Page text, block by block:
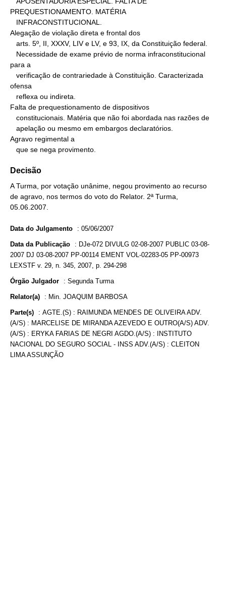
PREQUESTIONAMENTO. MATÉRIA
Alegação de violação direta e frontal dos
para a
ofensa
Falta de prequestionamento de dispositivos
Agravo regimental a
   que se nega provimento.
Decisão
A Turma, por votação unânime, negou provimento ao recurso
de agravo, nos termos do voto do Relator. 2ª Turma,
05.06.2007.
Data do Julgamento : 05/06/2007
Data da Publicação : DJe-072 DIVULG 02-08-2007 PUBLIC 03-08-
2007 DJ 03-08-2007 PP-00114 EMENT VOL-02283-05 PP-00973
LEXSTF v. 29, n. 345, 2007, p. 294-298
Órgão Julgador : Segunda Turma
Relator(a) : Min. JOAQUIM BARBOSA
Parte(s) : AGTE.(S) : RAIMUNDA MENDES DE OLIVEIRA ADV.
(A/S) : MARCELISE DE MIRANDA AZEVEDO E OUTRO(A/S) ADV.
(A/S) : ERYKA FARIAS DE NEGRI AGDO.(A/S) : INSTITUTO
NACIONAL DO SEGURO SOCIAL - INSS ADV.(A/S) : CLEITON
LIMA ASSUNÇÃO